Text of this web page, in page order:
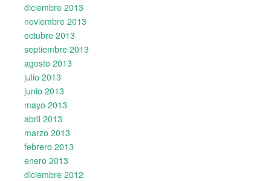
diciembre 2013
noviembre 2013
octubre 2013
septiembre 2013
agosto 2013
julio 2013
junio 2013
mayo 2013
abril 2013
marzo 2013
febrero 2013
enero 2013
diciembre 2012